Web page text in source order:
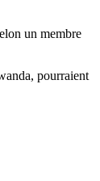
un membre
pourraient